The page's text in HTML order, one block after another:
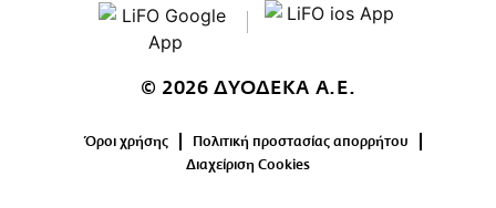
© 2026 ΔΥΟΔΕΚΑ Α.Ε.
Όροι χρήσης
Πολιτική προστασίας απορρήτου
Διαχείριση Cookies